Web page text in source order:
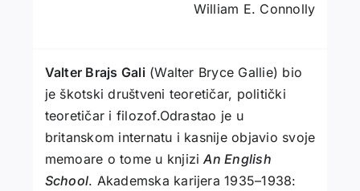
William E. Connolly
Valter Brajs Gali(Walter Bryce Gallie) bio
je škotski društveni teoretičar, politički
teoretičar i filozof.Odrastao je u
britanskom internatu i kasnije objavio svoje
memoare o tome u knjiziAn English
School. Akademska karijera 1935–1938: